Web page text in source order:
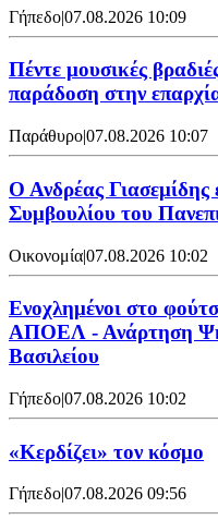
Γήπεδο|07.08.2026 10:09
Πέντε μουσικές
παράδοση στην
Παράθυρο|07.08.2026 10:07
Ο Ανδρέας Γιασεμίδης
Συμβουλίου του
Οικονομία|07.08.2026 10:02
Ενοχλημένοι στο
ΑΠΟΕΛ - Ανάρτηση
Βασιλείου
Γήπεδο|07.08.2026 10:02
«Κερδίζει» τον κόσμο
Γήπεδο|07.08.2026 09:56